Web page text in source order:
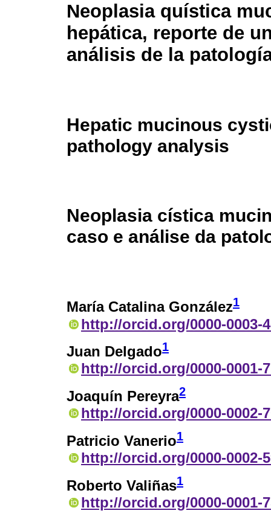
Neoplasia quística
hepática, reporte de
análisis de la
Hepatic mucinous
pathology analysis
Neoplasia cística
caso e análise da
María Catalina González1
http://orcid.org/0000-0003-
Juan Delgado1
http://orcid.org/0000-0001-
Joaquín Pereyra2
http://orcid.org/0000-0002-
Patricio Vanerio1
http://orcid.org/0000-0002-
Roberto Valiñas1
http://orcid.org/0000-0001-